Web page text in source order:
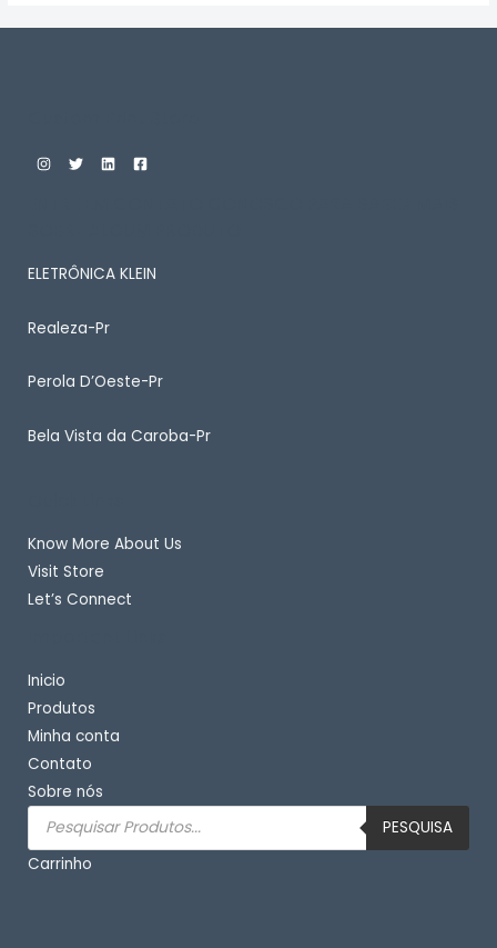
ELETRÔNICA KLEIN
Realeza-Pr
Perola D’Oeste-Pr
Bela Vista da Caroba-Pr
Know More About Us
Visit Store
Let’s Connect
Inicio
Produtos
Minha conta
Contato
Sobre nós
Pesquisar
produtos
PESQUISA
Carrinho